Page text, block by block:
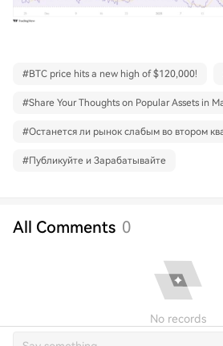
#BTC price hits a new high of $120,000!
#Share Your Thoughts on Popular Assets in
#Останется ли рынок слабым во втором
#Публикуйте и Зарабатывайте
All Comments 0
No records